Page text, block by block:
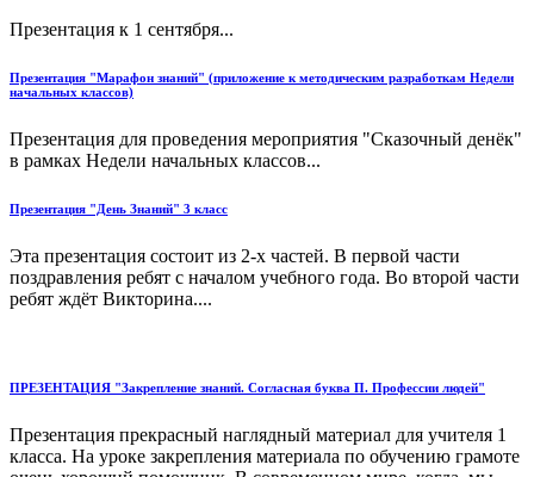
Презентация к 1 сентября...
Презентация "Марафон знаний" (приложение к методическим разработкам Недели
начальных классов)
Презентация для проведения мероприятия "Сказочный денёк"
в рамках Недели начальных классов...
Презентация "День Знаний" 3 класс
Эта презентация состоит из 2-х частей. В первой части
поздравления ребят с началом учебного года. Во второй части
ребят ждёт Викторина....
ПРЕЗЕНТАЦИЯ "Закрепление знаний. Согласная буква П. Профессии людей"
Презентация прекрасный наглядный материал для учителя 1
класса. На уроке закрепления материала по обучению грамоте